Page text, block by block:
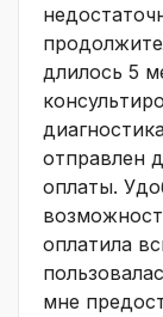
длилось 5
отправлен
оплаты.
оплатила
мне